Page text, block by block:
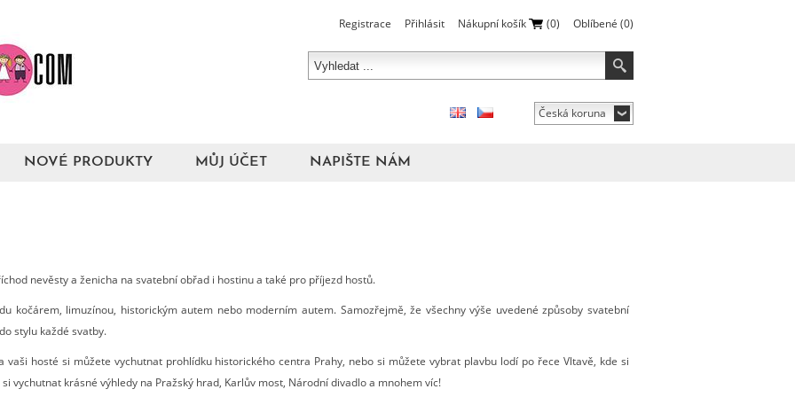
Registrace Přihlásit Nákupní košík (0) Oblíbené (0)
Česká koruna
NOVÉ PRODUKTY MŮJ ÚČET NAPIŠTE NÁM
nevěsty a ženicha na svatební obřad i hostinu a také pro příjezd hostů.
kočárem, limuzínou, historickým autem nebo moderním autem. Samozřejmě, že všechny výše uvedené způsoby svatební
stylu každé svatby.
hosté si můžete vychutnat prohlídku historického centra Prahy, nebo si můžete vybrat plavbu lodí po řece Vltavě, kde si
vychutnat krásné výhledy na Pražský hrad, Karlův most, Národní divadlo a mnohem víc!